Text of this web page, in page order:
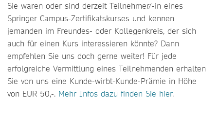
Sie waren oder sind derzeit Teilnehmer/-in eines
Springer Campus-Zertifikatskurses und kennen
jemanden im Freundes- oder Kollegenkreis, der sich
auch für einen Kurs interessieren könnte? Dann
empfehlen Sie uns doch gerne weiter! Für jede
erfolgreiche Vermittlung eines Teilnehmenden erhalten
Sie von uns eine Kunde-wirbt-Kunde-Prämie in Höhe
von EUR 50,-. Mehr Infos dazu finden Sie hier.